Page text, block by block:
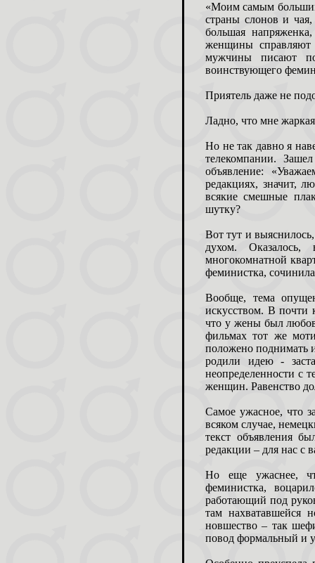
«Моим самым
страны слонов и
большая
женщины справляют
мужчины писают
воинствующего
Приятель даже не
Ладно, что мне
Но не так давно я
телекомпании.
объявление:
редакциях, значит,
всякие смешные
шутку?
Вот тут и
духом.
многокомнатной
феминистка,
Вообще, тема
искусством. В почти
что у жены был
фильмах тот же
положено поднимать
родили идею -
неопределенности с
женщин. Равенство
Самое ужасное, что
всяком случае,
текст объявления
редакции – для нас с
Но еще ужаснее,
феминистка,
работающий под
там нахватавшейся
новшество – так
повод формальный и